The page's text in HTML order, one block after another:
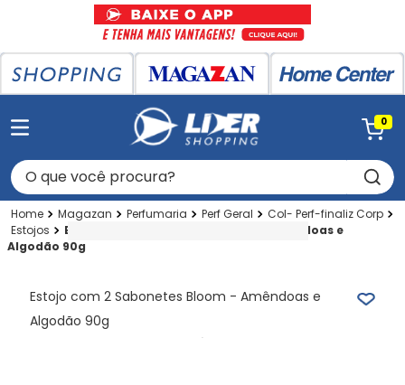
0
O que você procura?
Magazan Perfumaria Perf Geral
Col- Perf-finaliz Corp
Estojos
Estojo com 2 Sabonetes Bloom - Amêndoas e
Algodão 90g
Estojo com 2 Sabonetes Bloom - Amêndoas e
Algodão 90g